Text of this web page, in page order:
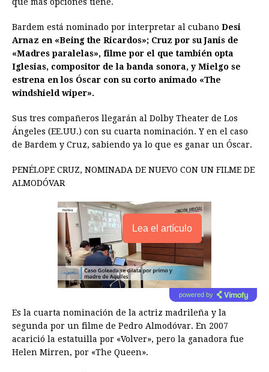
k
e
r
p
s
n
k
que más opciones tiene.
Bardem está nominado por interpretar al cubano Desi
Arnaz en «Being the Ricardos»; Cruz por su Janis de
«Madres paralelas», filme por el que también opta
Iglesias, compositor de la banda sonora, y Mielgo se
estrena en los Óscar con su corto animado «The
windshield wiper».
Sus tres compañeros llegarán al Dolby Theater de Los
Ángeles (EE.UU.) con su cuarta nominación. Y en el caso
de Bardem y Cruz, sabiendo ya lo que es ganar un Óscar.
PENÉLOPE CRUZ, NOMINADA DE NUEVO CON UN FILME DE
ALMODÓVAR
Lea el artículo
powered by
Es la cuarta nominación de la actriz madrileña y la
segunda por un filme de Pedro Almodóvar. En 2007
acarició la estatuilla por «Volver», pero la ganadora fue
Helen Mirren, por «The Queen».